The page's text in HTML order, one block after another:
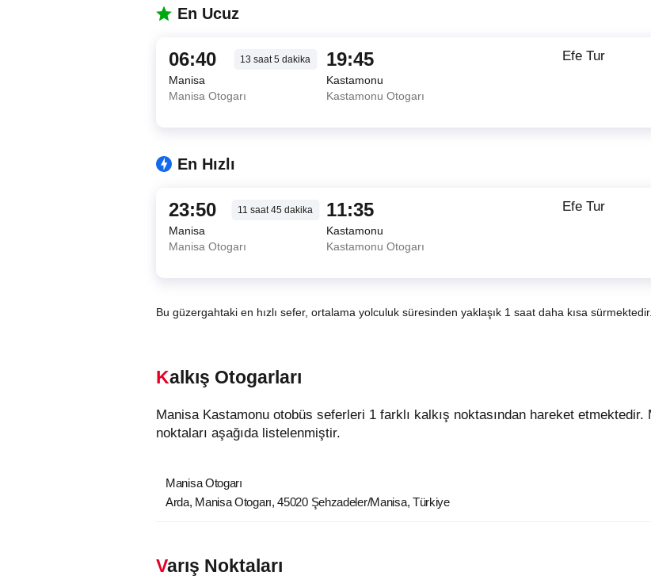
En Ucuz
06:40 13 saat5 dakika
Manisa
Manisa Otogarı
19:45
Kastamonu
Kastamonu Otogarı
Efe Tur
En Hızlı
23:50 11 saat45 dakika
Manisa
Manisa Otogarı
11:35
Kastamonu
Kastamonu Otogarı
Efe Tur
Bu güzergahtaki en hızlı sefer, ortalama yolculuk süresinden yaklaşık 1 saat daha kısa sürmektedir.
Kalkış Otogarları
Manisa Kastamonu otobüs seferleri 1 farklı kalkış noktasından hareket etmektedir. Manisa şehrindeki otobüslerin kalkış
noktaları aşağıda listelenmiştir.
Manisa Otogarı
Arda, Manisa Otogarı, 45020 Şehzadeler/Manisa, Türkiye
Varış Noktaları